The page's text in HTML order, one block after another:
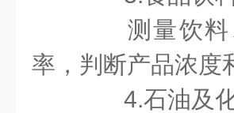
测量饮料
率，判断产品浓度
4.石油及化